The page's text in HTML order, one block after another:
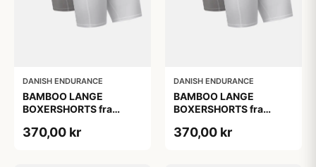
DANISH ENDURANCE
BAMBOO LANGE
BOXERSHORTS fra
Sort/Rød | Grå | Hvid 3-
370,00 kr
DANISH ENDURANCE
BAMBOO LANGE
BOXERSHORTS fra
Sort/Rød | Grå | Hvid 3-
370,00 kr